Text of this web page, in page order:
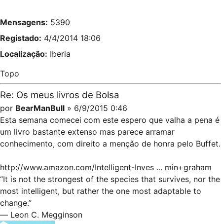
Mensagens: 5390
Registado: 4/4/2014 18:06
Localização: Iberia
Topo
Re: Os meus livros de Bolsa
por BearManBull » 6/9/2015 0:46
Esta semana comecei com este espero que valha a pena é
um livro bastante extenso mas parece arramar
conhecimento, com direito a menção de honra pelo Buffet.
http://www.amazon.com/Intelligent-Inves ... min+graham
“It is not the strongest of the species that survives, nor the
most intelligent, but rather the one most adaptable to
change.”
― Leon C. Megginson